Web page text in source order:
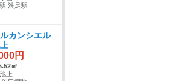
洗足駅
カンシエル
円
㎡
上